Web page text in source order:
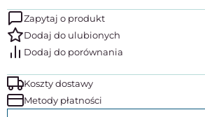
Zapytaj o produkt
Koszty dostawy
Metody płatności